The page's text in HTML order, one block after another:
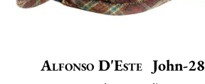
Alfonso D'Este John-28